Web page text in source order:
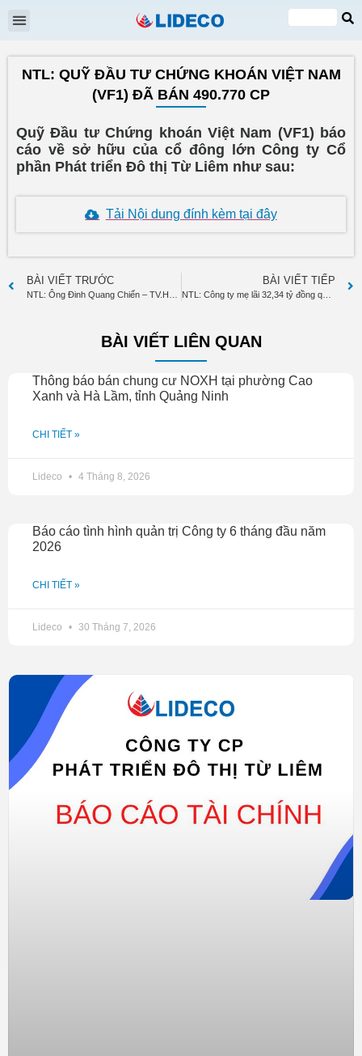
VI
EN
NTL: QUỸ ĐẦU TƯ CHỨNG KHOÁN VIỆT NAM
(VF1) ĐÃ BÁN 490.770 CP
Quỹ Đầu tư Chứng khoán Việt Nam (VF1) báo
cáo về sở hữu của cổ đông lớn Công ty Cổ
phần Phát triển Đô thị Từ Liêm như sau:
Tải Nội dung đính kèm tại đây
BÀI VIẾT TRƯỚC BÀI VIẾT TIẾP
NTL: Công ty mẹ lãi 32,34 tỷ đồng quý 4, tăng mạnh so với cùng kỳ
BÀI VIẾT LIÊN QUAN
Thông báo bán chung cư NOXH tại phường Cao
Xanh và Hà Lầm, tỉnh Quảng Ninh
CHI TIẾT »
Lideco 4 Tháng 8, 2026
Báo cáo tình hình quản trị Công ty 6 tháng đầu năm
2026
CHI TIẾT »
Lideco 30 Tháng 7, 2026